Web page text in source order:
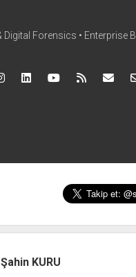
Forensics • Enterprise
instagram
linkedin youtube
Şahin KURU